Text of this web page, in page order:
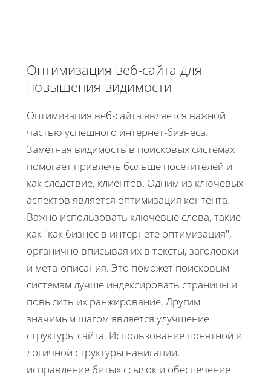
Оптимизация веб-сайта для
повышения видимости
Оптимизация веб-сайта является важной
частью успешного интернет-бизнеса.
Заметная видимость в поисковых системах
помогает привлечь больше посетителей и,
как следствие, клиентов. Одним из ключевых
аспектов является оптимизация контента.
Важно использовать ключевые слова, такие
как "как бизнес в интернете оптимизация",
органично вписывая их в тексты, заголовки
и мета-описания. Это поможет поисковым
системам лучше индексировать страницы и
повысить их ранжирование. Другим
значимым шагом является улучшение
структуры сайта. Использование понятной и
логичной структуры навигации,
исправление битых ссылок и обеспечение